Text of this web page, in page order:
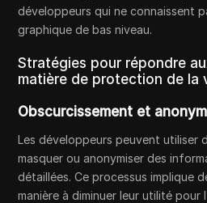
développeurs qui ne connaissent
graphique de bas niveau.
Stratégies pour répondre
matière de protection de la
Obscurcissement et
Les développeurs peuvent utiliser
masquer ou anonymiser des
détaillées. Ce processus implique
manière à diminuer leur utilité pour